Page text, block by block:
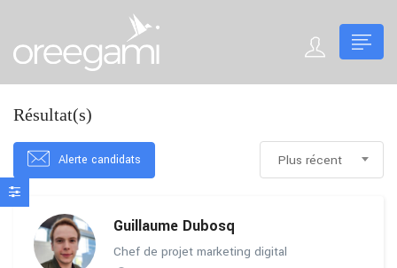
Résultat(s)
Alerte candidats Plus récent
Guillaume Dubosq
Chef de projet marketing digital